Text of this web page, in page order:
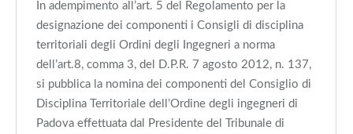
In adempimento all’art. 5 del Regolamento per la
designazione dei componenti i Consigli di disciplina
territoriali degli Ordini degli Ingegneri a norma
dell’art.8, comma 3, del D.P.R. 7 agosto 2012, n. 137,
si pubblica la nomina dei componenti del Consiglio di
Disciplina Territoriale dell’Ordine degli ingegneri di
Padova effettuata dal Presidente del Tribunale di